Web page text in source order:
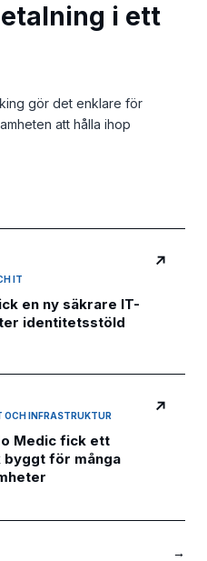
i ett
gör det enklare för
att hålla ihop
IT
en ny säkrare IT-
identitetsstöld
↗
OCH INFRASTRUKTUR
Medic fick ett
byggt för många
↗
→